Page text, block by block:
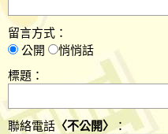
留言方式：
公開
悄悄話
標題：
聯絡電話〈不公開〉 ：